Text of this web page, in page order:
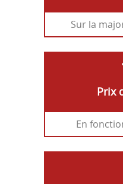
Sur la
Prix
En